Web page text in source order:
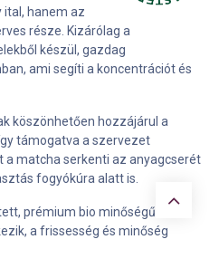
ital, hanem az
része. Kizárólag a
készül, gazdag
ami segíti a koncentrációt és
köszönhetően hozzájárul a
támogatva a szervezet
a matcha serkenti az anyagcserét
fogyókúra alatt is.
prémium bio minőségű
a frissesség és minőség